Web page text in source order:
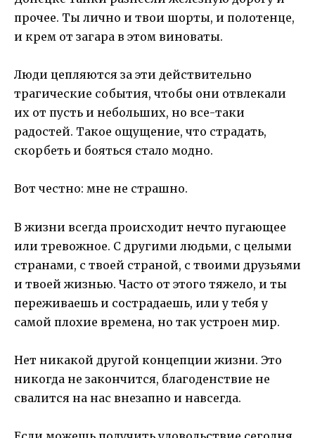
прочее. Ты лично и твои шорты, и полотенце,
и крем от загара в этом виноваты.
Люди цепляются за эти действительно
трагические события, чтобы они отвлекали
их от пусть и небольших, но все-таки
радостей. Такое ощущение, что страдать,
скорбеть и бояться стало модно.
Вот честно: мне не страшно.
В жизни всегда происходит нечто пугающее
или тревожное. С другими людьми, с целыми
странами, с твоей страной, с твоими друзьями
и твоей жизнью. Часто от этого тяжело, и ты
переживаешь и сострадаешь, или у тебя у
самой плохие времена, но так устроен мир.
Нет никакой другой концепции жизни. Это
никогда не закончится, благоденствие не
свалится на нас внезапно и навсегда.